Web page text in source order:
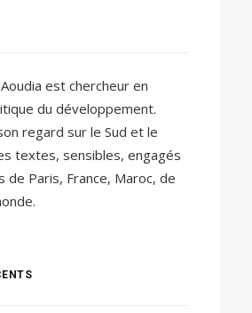
est chercheur en
du développement.
regard sur le Sud et le
textes, sensibles, engagés
de Paris, France, Maroc, de